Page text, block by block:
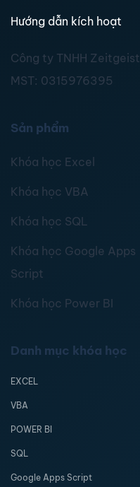
Hướng dẫn kích hoạt
Công ty TNHH Zeitgeist
MST: 0315976395
Sản phẩm
Khóa học Excel
Khóa học VBA
Khóa học SQL
Khóa học Google Apps
Script
Khóa học Power BI
Danh mục khóa học
EXCEL
VBA
POWER BI
SQL
Google Apps Script